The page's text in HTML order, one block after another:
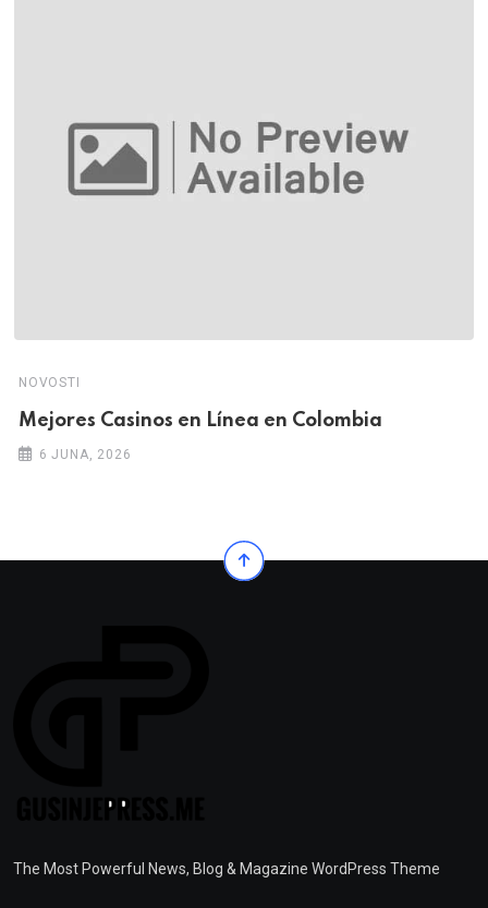
NOVOSTI
Mejores Casinos en Línea en Colombia
6 JUNA, 2026
The Most Powerful News, Blog & Magazine WordPress Theme